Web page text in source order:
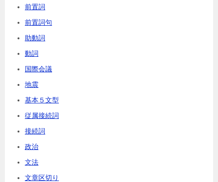
前置詞
前置詞句
助動詞
動詞
国際会議
地震
基本５文型
従属接続詞
接続詞
政治
文法
文章区切り